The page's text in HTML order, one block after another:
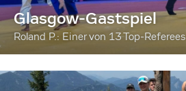
Glasgow-Gastspiel
Roland P.: Einer von 13 Top-Referees